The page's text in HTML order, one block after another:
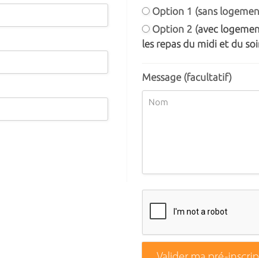
Option 1 (sans
Option 2 (avec
les repas du midi et du
Message (facultatif)